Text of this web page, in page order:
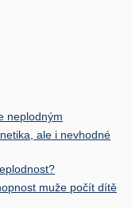
neplodným
ale i nevhodné
muže počít dítě